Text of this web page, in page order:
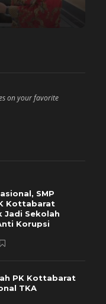
on your favorite
SMP
Kottabarat
Jadi Sekolah
Korupsi
PK Kottabarat
TKA